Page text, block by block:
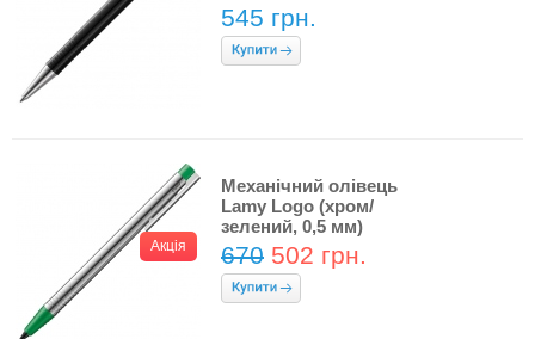
545 грн.
Акція
Механічний олівець
Lamy Logo (хром/
зелений, 0,5 мм)
670 502 грн.